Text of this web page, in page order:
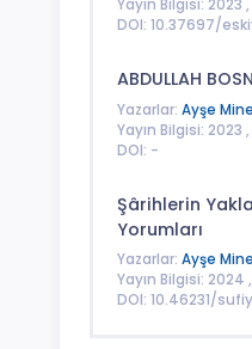
Yayın Bilgisi: 2023 ,
DOI: 10.37697/
ABDULLAH
Yazarlar: Ayşe
Yayın Bilgisi: 2023 ,
DOI: -
Şârihlerin
Yorumları
Yazarlar: Ayşe
Yayın Bilgisi: 2024 ,
DOI: 10.46231/